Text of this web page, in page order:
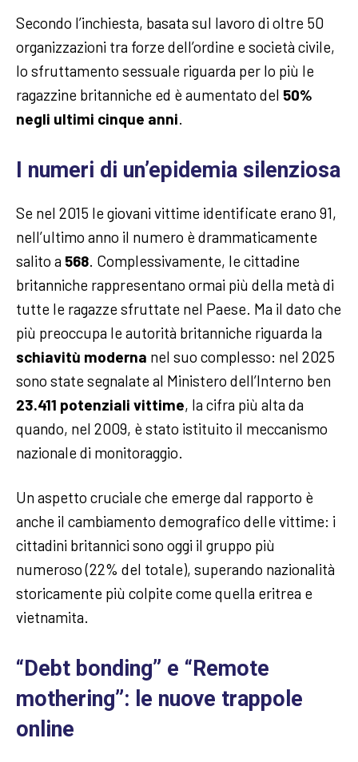
Secondo l’inchiesta, basata sul lavoro di oltre 50
organizzazioni tra forze dell’ordine e società civile,
lo sfruttamento sessuale riguarda per lo più le
ragazzine britanniche ed è aumentato del 50%
negli ultimi cinque anni.
I numeri di un’epidemia silenziosa
Se nel 2015 le giovani vittime identificate erano 91,
nell’ultimo anno il numero è drammaticamente
salito a 568. Complessivamente, le cittadine
britanniche rappresentano ormai più della metà di
tutte le ragazze sfruttate nel Paese. Ma il dato che
più preoccupa le autorità britanniche riguarda la
schiavitù moderna nel suo complesso: nel 2025
sono state segnalate al Ministero dell’Interno ben
23.411 potenziali vittime, la cifra più alta da
quando, nel 2009, è stato istituito il meccanismo
nazionale di monitoraggio.
Un aspetto cruciale che emerge dal rapporto è
anche il cambiamento demografico delle vittime: i
cittadini britannici sono oggi il gruppo più
numeroso (22% del totale), superando nazionalità
storicamente più colpite come quella eritrea e
vietnamita.
“Debt bonding” e “Remote
mothering”: le nuove trappole
online